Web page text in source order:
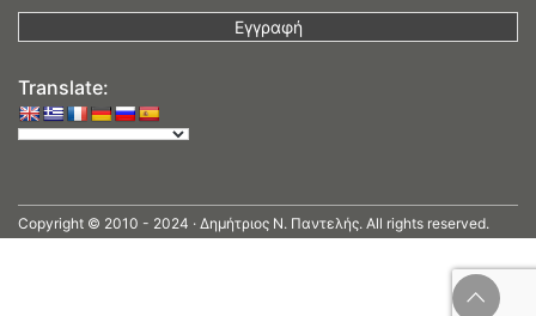
Translate:
Copyright © 2010 - 2024 · Δημήτριος N. Παντελής. All rights reserved.